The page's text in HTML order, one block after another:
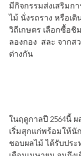
มีกิจกรรมส่งเสริมก
ไม้ นั่งรถราง หรือเ
วิถีเกษตร เลือกซื้อชิ
ลองกอง  สละ จาก
ต่างกัน
ในฤดูกาลปี 2564นี้ ผ
เริ่มสุกแก่พร้อมให้นั
ชอบผลไม้ ได้รับประ